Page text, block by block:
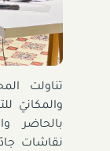
تناولت
والمكانيّ
بالحاضر
نقاشات